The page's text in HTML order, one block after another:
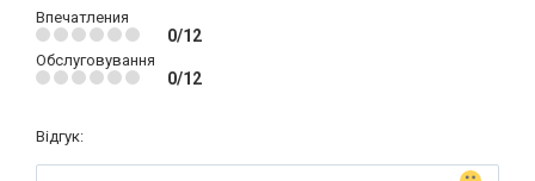
Впечатления
0/12
Обслуговування
0/12
Відгук: